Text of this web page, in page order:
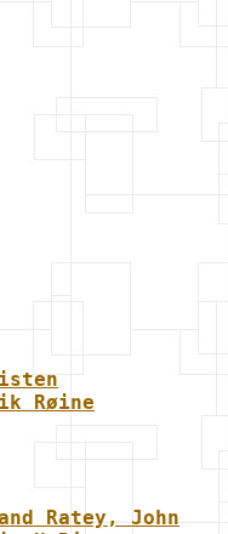
Røine
Ratey, John